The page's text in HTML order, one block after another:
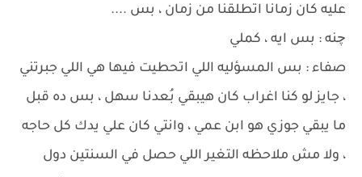
عليه كان زمانا اتطلقنا من زمان ، بس ....
چنه : بس ايه ، كملي
صفاء : بس المسؤليه اللي اتحطيت فيها هي اللي جبرتني
، جايز لو كنا اغراب كان هيبقي بُعدنا سهل ، بس ده قبل
ما يبقي جوزي هو ابن عمي ، وانتي كان علي يدك كل حاجه
، ولا مش ملاحظه التغير اللي حصل في السنتين دول